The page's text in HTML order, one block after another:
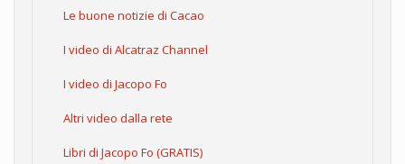
Le buone notizie di Cacao
I video di Alcatraz Channel
I video di Jacopo Fo
Altri video dalla rete
Libri di Jacopo Fo (GRATIS)